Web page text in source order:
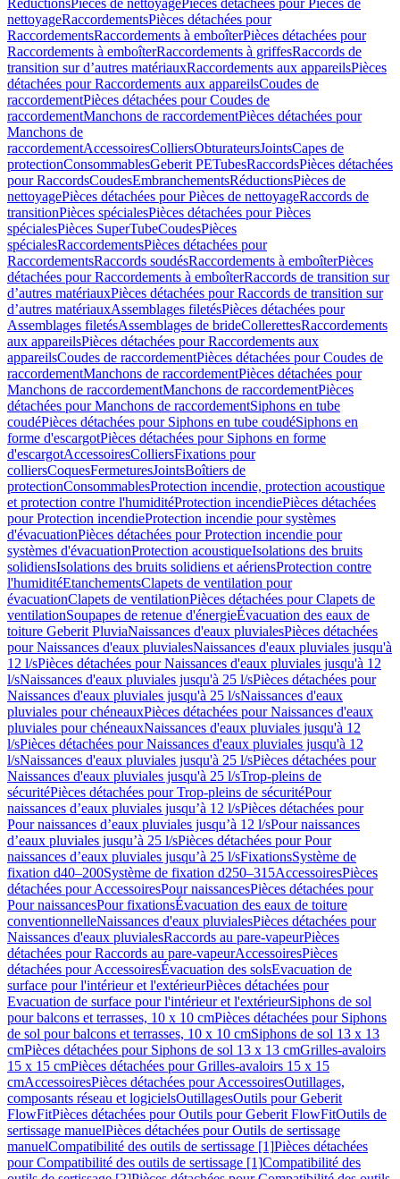
RéductionsPièces de nettoyagePièces détachées pour Pièces de
nettoyageRaccordementsPièces détachées pour
RaccordementsRaccordements à emboîterPièces détachées pour
Raccordements à emboîterRaccordements à griffesRaccords de
transition sur d’autres matériauxRaccordements aux appareilsPièces
détachées pour Raccordements aux appareilsCoudes de
raccordementPièces détachées pour Coudes de
raccordementManchons de raccordementPièces détachées pour
Manchons de
raccordementAccessoiresColliersObturateursJointsCapes de
protectionConsommablesGeberit PETubesRaccordsPièces détachées
pour RaccordsCoudesEmbranchementsRéductionsPièces de
nettoyagePièces détachées pour Pièces de nettoyageRaccords de
transitionPièces spécialesPièces détachées pour Pièces
spécialesPièces SuperTubeCoudesPièces
spécialesRaccordementsPièces détachées pour
RaccordementsRaccords soudésRaccordements à emboîterPièces
détachées pour Raccordements à emboîterRaccords de transition sur
d’autres matériauxPièces détachées pour Raccords de transition sur
d’autres matériauxAssemblages filetésPièces détachées pour
Assemblages filetésAssemblages de brideCollerettesRaccordements
aux appareilsPièces détachées pour Raccordements aux
appareilsCoudes de raccordementPièces détachées pour Coudes de
raccordementManchons de raccordementPièces détachées pour
Manchons de raccordementManchons de raccordementPièces
détachées pour Manchons de raccordementSiphons en tube
coudéPièces détachées pour Siphons en tube coudéSiphons en
forme d'escargotPièces détachées pour Siphons en forme
d'escargotAccessoiresColliersFixations pour
colliersCoquesFermeturesJointsBoîtiers de
protectionConsommablesProtection incendie, protection acoustique
et protection contre l'humiditéProtection incendiePièces détachées
pour Protection incendieProtection incendie pour systèmes
d'évacuationPièces détachées pour Protection incendie pour
systèmes d'évacuationProtection acoustiqueIsolations des bruits
solidiensIsolations des bruits solidiens et aériensProtection contre
l'humiditéEtanchementsClapets de ventilation pour
évacuationClapets de ventilationPièces détachées pour Clapets de
ventilationSoupapes de retenue d'énergieÉvacuation des eaux de
toiture Geberit PluviaNaissances d'eaux pluvialesPièces détachées
pour Naissances d'eaux pluvialesNaissances d'eaux pluviales jusqu'à
12 l/sPièces détachées pour Naissances d'eaux pluviales jusqu'à 12
l/sNaissances d'eaux pluviales jusqu'à 25 l/sPièces détachées pour
Naissances d'eaux pluviales jusqu'à 25 l/sNaissances d'eaux
pluviales pour chéneauxPièces détachées pour Naissances d'eaux
pluviales pour chéneauxNaissances d'eaux pluviales jusqu'à 12
l/sPièces détachées pour Naissances d'eaux pluviales jusqu'à 12
l/sNaissances d'eaux pluviales jusqu'à 25 l/sPièces détachées pour
Naissances d'eaux pluviales jusqu'à 25 l/sTrop-pleins de
sécuritéPièces détachées pour Trop-pleins de sécuritéPour
naissances d’eaux pluviales jusqu’à 12 l/sPièces détachées pour
Pour naissances d’eaux pluviales jusqu’à 12 l/sPour naissances
d’eaux pluviales jusqu’à 25 l/sPièces détachées pour Pour
naissances d’eaux pluviales jusqu’à 25 l/sFixationsSystème de
fixation d40–200Système de fixation d250–315AccessoiresPièces
détachées pour AccessoiresPour naissancesPièces détachées pour
Pour naissancesPour fixationsÉvacuation des eaux de toiture
conventionnelleNaissances d'eaux pluvialesPièces détachées pour
Naissances d'eaux pluvialesRaccords au pare-vapeurPièces
détachées pour Raccords au pare-vapeurAccessoiresPièces
détachées pour AccessoiresÉvacuation des solsEvacuation de
surface pour l'intérieur et l'extérieurPièces détachées pour
Evacuation de surface pour l'intérieur et l'extérieurSiphons de sol
pour balcons et terrasses, 10 x 10 cmPièces détachées pour Siphons
de sol pour balcons et terrasses, 10 x 10 cmSiphons de sol 13 x 13
cmPièces détachées pour Siphons de sol 13 x 13 cmGrilles-avaloirs
15 x 15 cmPièces détachées pour Grilles-avaloirs 15 x 15
cmAccessoiresPièces détachées pour AccessoiresOutillages,
composants réseau et logicielsOutillagesOutils pour Geberit
FlowFitPièces détachées pour Outils pour Geberit FlowFitOutils de
sertissage manuelPièces détachées pour Outils de sertissage
manuelCompatibilité des outils de sertissage [1]Pièces détachées
pour Compatibilité des outils de sertissage [1]Compatibilité des